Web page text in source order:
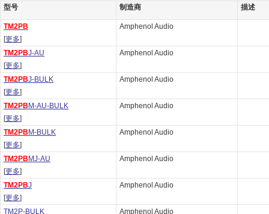
型号 制造商 描述
TM2PB
[更多]
Amphenol Audio
TM2PBJ-AU
[更多]
Amphenol Audio
TM2PBJ-BULK
[更多]
Amphenol Audio
TM2PB M-AU-BULK
[更多]
Amphenol Audio
TM2PB M-BULK
[更多]
Amphenol Audio
TM2PB MJ-AU
[更多]
Amphenol Audio
TM2PBJ
[更多]
Amphenol Audio
TM2P-BULK
Amphenol Audio